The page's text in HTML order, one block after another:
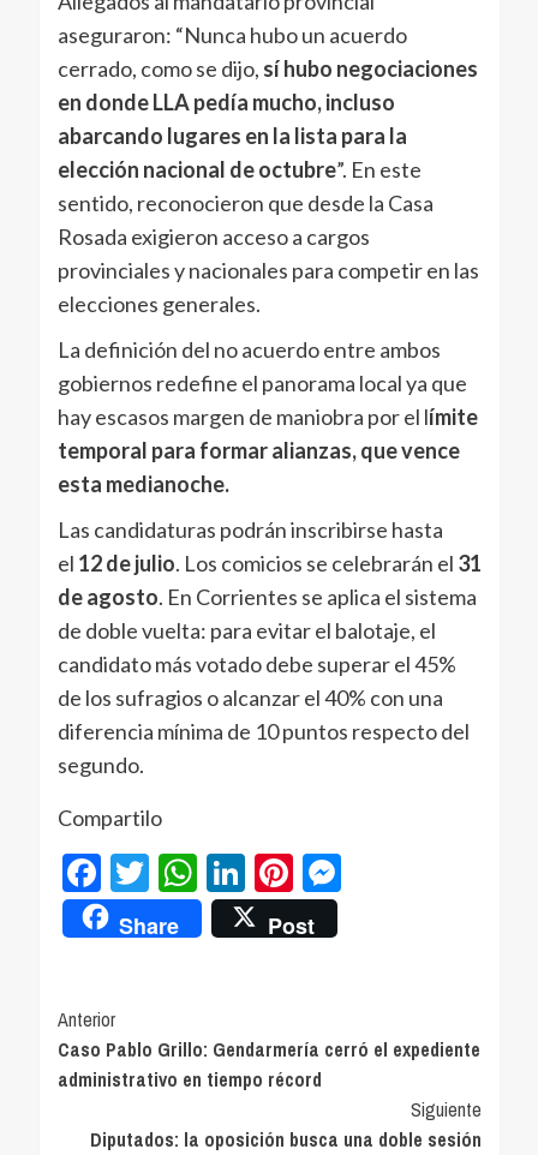
aseguraron: “Nunca hubo un acuerdo
cerrado, como se dijo, sí hubo negociaciones
en donde LLA pedía mucho, incluso
abarcando lugares en la lista para la
elección nacional de octubre”. En este
sentido, reconocieron que desde la Casa
Rosada exigieron acceso a cargos
provinciales y nacionales para competir en las
elecciones generales.
La definición del no acuerdo entre ambos
gobiernos redefine el panorama local ya que
hay escasos margen de maniobra por el límite
temporal para formar alianzas, que vence
esta medianoche.
Las candidaturas podrán inscribirse hasta
el 12 de julio. Los comicios se celebrarán el 31
de agosto. En Corrientes se aplica el sistema
de doble vuelta: para evitar el balotaje, el
candidato más votado debe superar el 45%
de los sufragios o alcanzar el 40% con una
diferencia mínima de 10 puntos respecto del
segundo.
Compartilo
Facebook
Twitter
WhatsApp
LinkedIn
Pinterest
Messenger
Share Post
Navegación
de
entradas
Anterior
Caso Pablo Grillo: Gendarmería cerró el expediente
administrativo en tiempo récord
Siguiente
Diputados: la oposición busca una doble sesión